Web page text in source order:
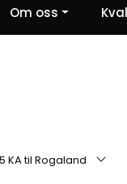
Om oss
KA til Rogaland